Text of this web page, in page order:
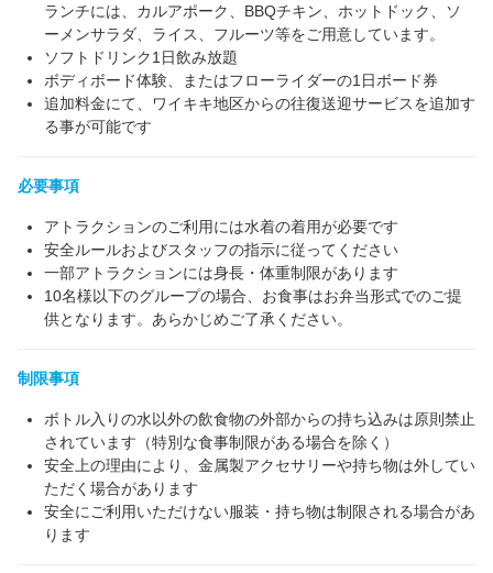
ランチには、カルアポーク、BBQチキン、ホットドック、ソ
ーメンサラダ、ライス、フルーツ等をご用意しています。
ソフトドリンク1日飲み放題
ボディボード体験、またはフローライダーの1日ボード券
追加料金にて、ワイキキ地区からの往復送迎サービスを追加す
る事が可能です
必要事項
アトラクションのご利用には水着の着用が必要です
安全ルールおよびスタッフの指示に従ってください
一部アトラクションには身長・体重制限があります
10名様以下のグループの場合、お食事はお弁当形式でのご提
供となります。あらかじめご了承ください。
制限事項
ボトル入りの水以外の飲食物の外部からの持ち込みは原則禁止
されています（特別な食事制限がある場合を除く）
安全上の理由により、金属製アクセサリーや持ち物は外してい
ただく場合があります
安全にご利用いただけない服装・持ち物は制限される場合があ
ります